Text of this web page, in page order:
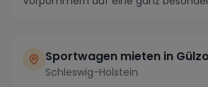
Sportwagen mieten in
Schleswig-Holstein